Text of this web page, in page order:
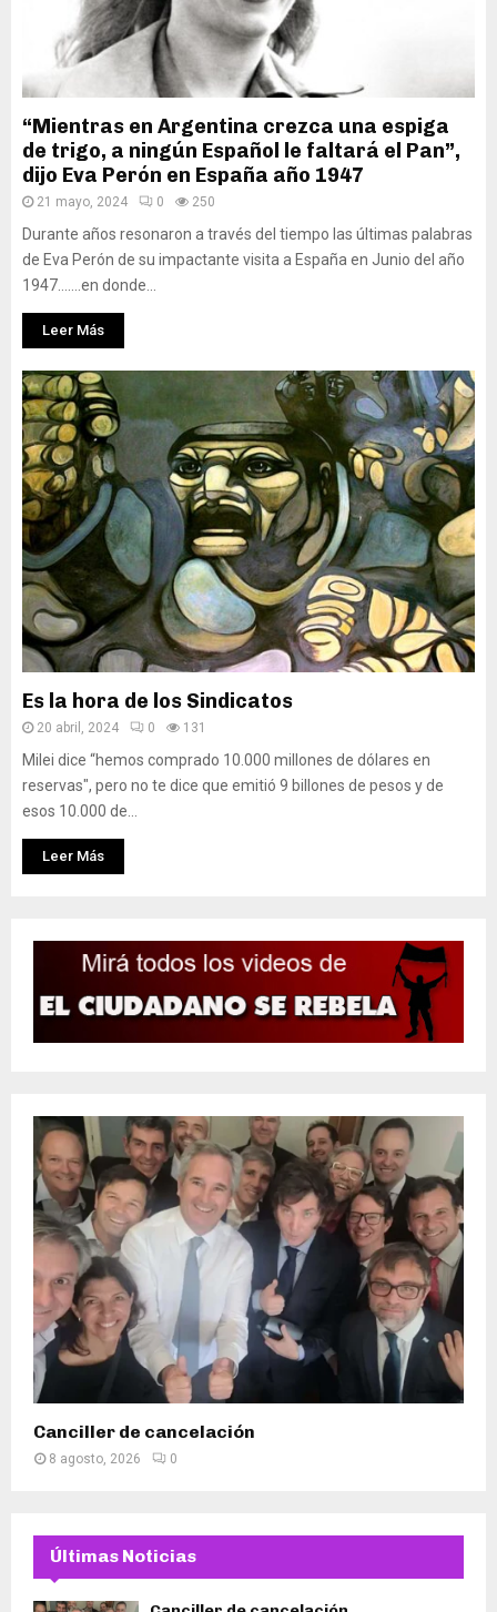
“Mientras en Argentina crezca una espiga
de trigo, a ningún Español le faltará el Pan”,
dijo Eva Perón en España año 1947
21 mayo, 2024 0 250
Durante años resonaron a través del tiempo las últimas palabras
de Eva Perón de su impactante visita a España en Junio del año
1947…….en donde...
Leer Más
Es la hora de los Sindicatos
20 abril, 2024 0 131
Milei dice “hemos comprado 10.000 millones de dólares en
reservas", pero no te dice que emitió 9 billones de pesos y de
esos 10.000 de...
Leer Más
Canciller de cancelación
8 agosto, 2026 0
Últimas Noticias